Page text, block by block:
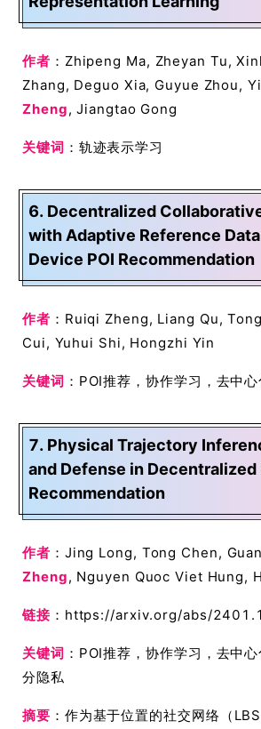
作者 ：Zhipeng Ma, Zheyan Tu,
Zhang, Deguo Xia, Guyue Zhou,
Zheng, Jiangtao Gong
关键词 ：轨迹表示学习
6. Decentralized
with Adaptive Reference
Device POI Recommendation
作者 ：Ruiqi Zheng, Liang Qu,
Cui, Yuhui Shi, Hongzhi Yin
关键词 ：POI推荐，协作学习，去中心
7. Physical Trajectory
and Defense in Decentralized
Recommendation
作者 ：Jing Long, Tong Chen,
Zheng, Nguyen Quoc Viet Hung,
链接：https://arxiv.org/abs/
关键词 ：POI推荐，协作学习，去中
分隐私
摘要 ：作为基于位置的社交网络（